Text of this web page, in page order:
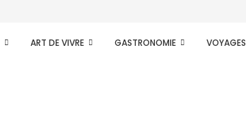
ART DE VIVRE GASTRONOMIE VOYAGES